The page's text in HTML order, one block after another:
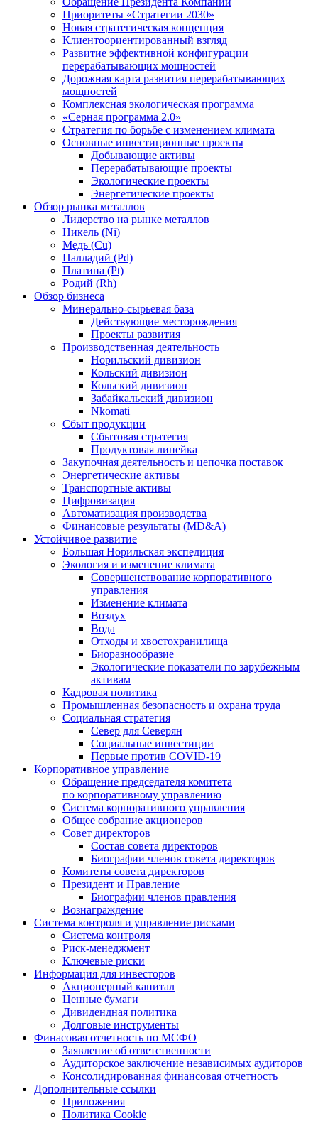
Приоритеты «Стратегии 2030»
Новая стратегическая концепция
Клиентоориентированный взгляд
Развитие эффективной конфигурации
перерабатывающих мощностей
Дорожная карта развития перерабатывающих
мощностей
Комплексная экологическая программа
«Серная программа 2.0»
Стратегия по борьбе с изменением климата
Основные инвестиционные проекты
Добывающие активы
Перерабатывающие проекты
Экологические проекты
Энергетические проекты
Обзор рынка металлов
Лидерство на рынке металлов
Никель (Ni)
Медь (Cu)
Палладий (Pd)
Платина (Pt)
Родий (Rh)
Обзор бизнеса
Минерально-сырьевая база
Действующие месторождения
Проекты развития
Производственная деятельность
Норильский дивизион
Кольский дивизион
Кольский дивизион
Забайкальский дивизион
Nkomati
Сбыт продукции
Сбытовая стратегия
Продуктовая линейка
Закупочная деятельность и цепочка поставок
Энергетические активы
Транспортные активы
Цифровизация
Автоматизация производства
Финансовые результаты (MD&A)
Устойчивое развитие
Большая Норильская экспедиция
Экология и изменение климата
Совершенствование корпоративного
управления
Изменение климата
Воздух
Вода
Отходы и хвостохранилища
Биоразнообразие
Экологические показатели по зарубежным
активам
Кадровая политика
Промышленная безопасность и охрана труда
Социальная стратегия
Север для Северян
Социальные инвестиции
Первые против COVID‑19
Корпоративное управление
Обращение председателя комитета
по корпоративному управлению
Система корпоративного управления
Общее собрание акционеров
Совет директоров
Состав совета директоров
Биографии членов совета директоров
Комитеты совета директоров
Президент и Правление
Биографии членов правления
Вознаграждение
Система контроля и управление рисками
Система контроля
Риск-менеджмент
Ключевые риски
Информация для инвесторов
Акционерный капитал
Ценные бумаги
Дивидендная политика
Долговые инструменты
Финасовая отчетность по МСФО
Заявление об ответственности
Аудиторское заключение независимых аудиторов
Консолидированная финансовая отчетность
Дополнительные ссылки
Приложения
Политика Cookie